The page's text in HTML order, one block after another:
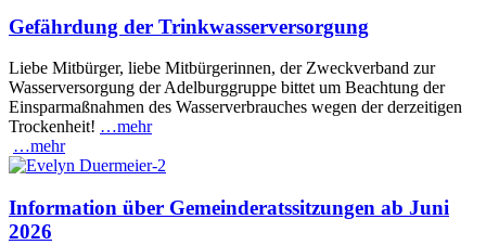
Gefährdung der Trinkwasserversorgung
Liebe Mitbürger, liebe Mitbürgerinnen, der Zweckverband zur
Wasserversorgung der Adelburggruppe bittet um Beachtung der
Einsparmaßnahmen des Wasserverbrauches wegen der derzeitigen
Trockenheit! …mehr
…mehr
Information über Gemeinderatssitzungen ab Juni
2026